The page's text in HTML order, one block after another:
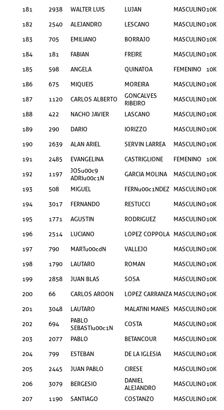
181
2938 WALTER LUIS LUJAN MASCULINO10KM
182
2540 ALEJANDRO LESCANO MASCULINO10KM
183
705 EMILIANO BORRAJO MASCULINO10KM
184
181 FABIAN FREIRE MASCULINO10KM
185
598 ANGELA QUINATOA FEMENINO
10KM
186
675 MIQUEIS MOREIRA MASCULINO10KM
187
1120 CARLOS ALBERTO
GONCALVES
RIBEIRO
MASCULINO10KM
188
422 NACHO JAVIER LASCANO MASCULINO10KM
189
290 DARIO IORIZZO MASCULINO10KM
190
2639 ALAN ARIEL SERVIN LARREA MASCULINO10KM
191
2485 EVANGELINA CASTRIGLIONE FEMENINO
10KM
192
1197
JOSu00c9
ADRIu00c1N
GARCIA MOLINA MASCULINO10KM
193
508 MIGUEL FERNu00c1NDEZ MASCULINO10KM
194
3017 FERNANDO RESTUCCI MASCULINO10KM
195
1771 AGUSTIN RODRIGUEZ MASCULINO10KM
196
2514 LUCIANO LOPEZ COPPOLA MASCULINO10KM
197
790 MARTu00cdN VALLEJO MASCULINO10KM
198
1790 LAUTARO ROMAN MASCULINO10KM
199
2858 JUAN BLAS SOSA MASCULINO10KM
200
66 CARLOS AROON LOPEZ CARRANZA MASCULINO10KM
201
3048 LAUTARO MALATINI MANES MASCULINO10KM
202
694
PABLO
SEBASTIu00c1N
COSTA MASCULINO10KM
203
2077 PABLO BETANCOUR MASCULINO10KM
204
799 ESTEBAN DE LA IGLESIA MASCULINO10KM
205
2445 JUAN PABLO CIRESE MASCULINO10KM
206
3079 BERGESIO
DANIEL
ALEJANDRO
MASCULINO10KM
207
1190 SANTIAGO COSTANZO MASCULINO10KM